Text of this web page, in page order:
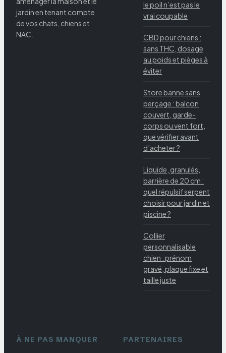
jardin en tenant compte
de vos chats, chiens et
NAC.
le poil n’est pas le
vrai coupable
CBD pour chiens :
sans THC, dosage
au poids et pièges à
éviter
Store banne sans
perçage : balcon
couvert, garde-
corps ou vent fort,
que vérifier avant
d’acheter ?
Liquide, granulés,
barrière de 20 cm :
quel répulsif serpent
choisir pour jardin et
piscine ?
Collier
personnalisable
chien : prénom
gravé, plaque fixe et
taille juste
À NE PAS MANQUER PARTENAIRES